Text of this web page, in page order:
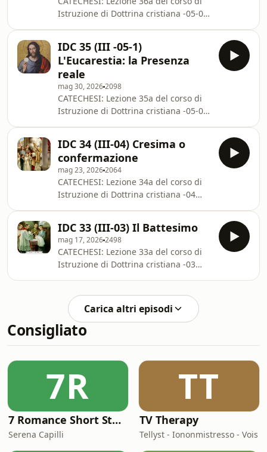
del sacrificio della MessaSua
essenzaNecessitàSue relazioni col
sacrificio della CroceSuoi effettiIl
Ministro - I
sacerdotiSoggettoCatechismo: CSPX
346-354
Istruzione di Dottrina cristiana -05-02
Bernardino M. Abate
(2026).L'EUCARESTIA: LA S.
COMUNIONEDefinizioneEsistenza e
naturaSegno
sensibileEffettiNecessitàIl
MinistroSoggettoComunione
frequenteEtà - comunione dei
fanciulliLa comunione
spiritualeCatechismo: CSPX 316-354;
CC 1322-1419; CCC
IDC 35 (III -05-1)
L'Eucarestia: la Presenza
reale
mag 30, 20262098
CATECHESI: Lezione 35a del corso di
Istruzione di Dottrina cristiana -05-01
Bernardino M. Abate
(2026).L'EUCARESTIA: LA PRESENZA
REALEIl fatto della presenza realeIl
modo della presenza
realeCatechismo: CSPX 316-354; CC
1322-1419; CCC 271-294.Cfr.
BOULENGER A., La dottrina cattolica
vol. 3, Ed. SEI, pp.78-93. Video
IDC 34 (III-04) Cresima o
confermazione
mag 23, 20262064
CATECHESI: Lezione 34a del corso di
Istruzione di Dottrina cristiana -04
Bernardino M. Abate (2026).LA
CRESIMA o
CONFERMAZIONEDefinizioneNaturaEsistenzaSegno
CSPX 304-315; CC 1285-1321; CCC 265-
270.
IDC 33 (III-03) Il Battesimo
mag 17, 20262498
CATECHESI: Lezione 33a del corso di
Istruzione di Dottrina cristiana -03
Bernardino M. Abate (2026).IL
BATTESIMODefinizioneSpecieFigureEsistenzeSegno
CSPX 290-303; CC 1213-1284; CCC 252-
Carica altri episodi
Consigliato
7R
7 Romance Short Stories in Italian (Graded Reader for Intermediate Learners (CEFR B1-B2)
Serena Capilli
TT
TV Therapy
Tellyst - Iononmistresso - Vois